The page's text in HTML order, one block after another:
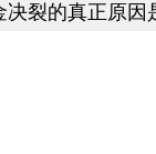
决裂的真正原因